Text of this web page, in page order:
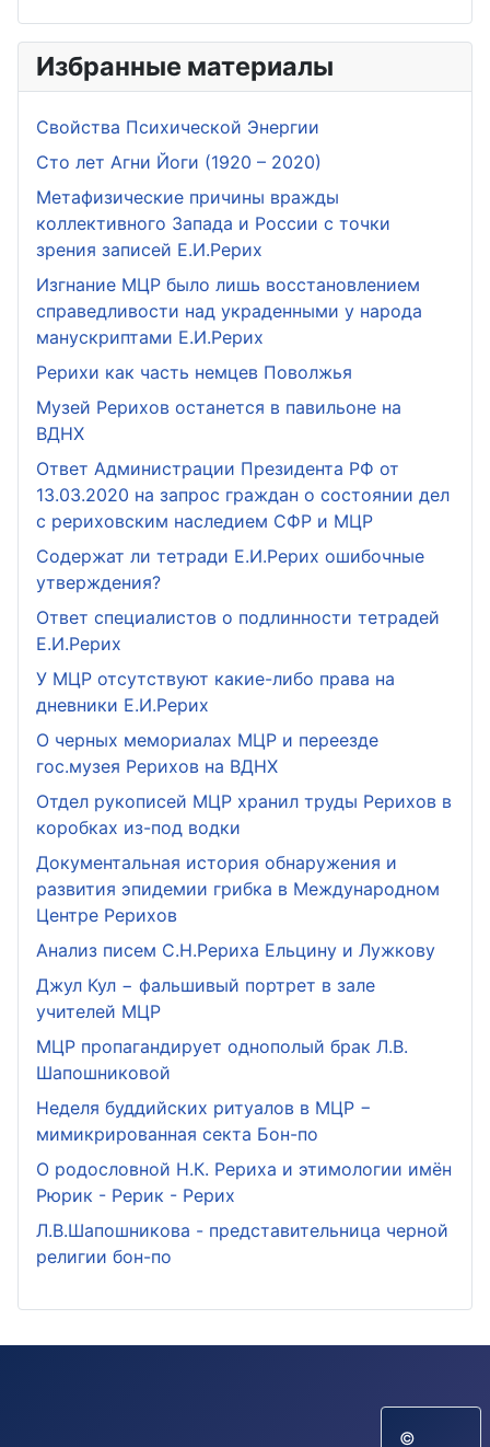
Избранные материалы
Свойства Психической Энергии
Сто лет Агни Йоги (1920 – 2020)
Метафизические причины вражды
коллективного Запада и России с точки
зрения записей Е.И.Рерих
Изгнание МЦР было лишь восстановлением
справедливости над украденными у народа
манускриптами Е.И.Рерих
Рерихи как часть немцев Поволжья
Музей Рерихов останется в павильоне на
ВДНХ
Ответ Администрации Президента РФ от
13.03.2020 на запрос граждан о состоянии дел
с рериховским наследием СФР и МЦР
Содержат ли тетради Е.И.Рерих ошибочные
утверждения?
Ответ специалистов о подлинности тетрадей
Е.И.Рерих
У МЦР отсутствуют какие-либо права на
дневники Е.И.Рерих
О черных мемориалах МЦР и переезде
гос.музея Рерихов на ВДНХ
Отдел рукописей МЦР хранил труды Рерихов в
коробках из-под водки
Документальная история обнаружения и
развития эпидемии грибка в Международном
Центре Рерихов
Анализ писем С.Н.Рериха Ельцину и Лужкову
Джул Кул − фальшивый портрет в зале
учителей МЦР
МЦР пропагандирует однополый брак Л.В.
Шапошниковой
Неделя буддийских ритуалов в МЦР −
мимикрированная секта Бон-по
О родословной Н.К. Рериха и этимологии имён
Рюрик - Рерик - Рерих
Л.В.Шапошникова - представительница черной
религии бон-по
©